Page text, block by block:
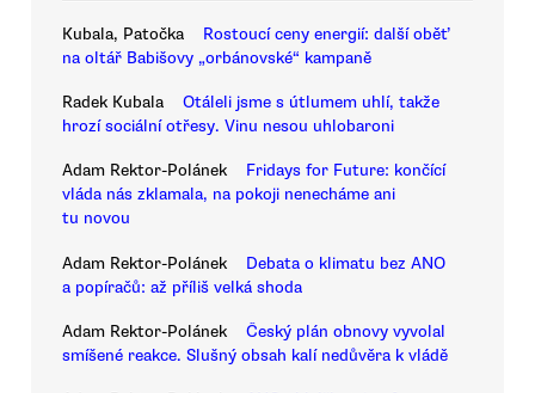
Kubala, Patočka
Rostoucí ceny energií: další oběť
na oltář Babišovy „orbánovské“ kampaně
Radek Kubala
Otáleli jsme s útlumem uhlí, takže
hrozí sociální otřesy. Vinu nesou uhlobaroni
Adam Rektor-Polánek
Fridays for Future: končící
vláda nás zklamala, na pokoji nenecháme ani
tu novou
Adam Rektor-Polánek
Debata o klimatu bez ANO
a popíračů: až příliš velká shoda
Adam Rektor-Polánek
Český plán obnovy vyvolal
smíšené reakce. Slušný obsah kalí nedůvěra k vládě